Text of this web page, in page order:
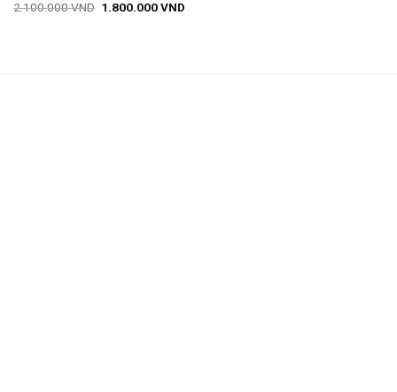
2.100.000VND 1.800.000VND